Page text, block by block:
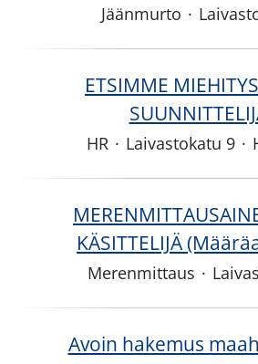
Jäänmurto ·
ETSIMME
HR · Laivastokatu 9 ·
KÄSITTELIJÄ
Merenmittaus ·
Avoin hakemus